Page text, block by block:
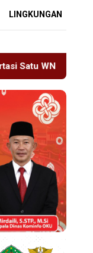
LINGKUNGAN
Ijin Tinggal